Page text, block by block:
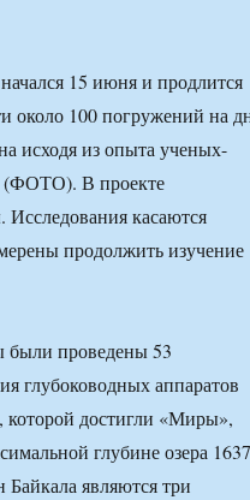
15 июня и продлится
около 100 погружений на
исходя из опыта ученых-
(ФОТО). В проекте
касаются
продолжить изучение
были проведены 53
глубоководных аппаратов
которой достигли «Миры»,
глубине озера 1637
являются три